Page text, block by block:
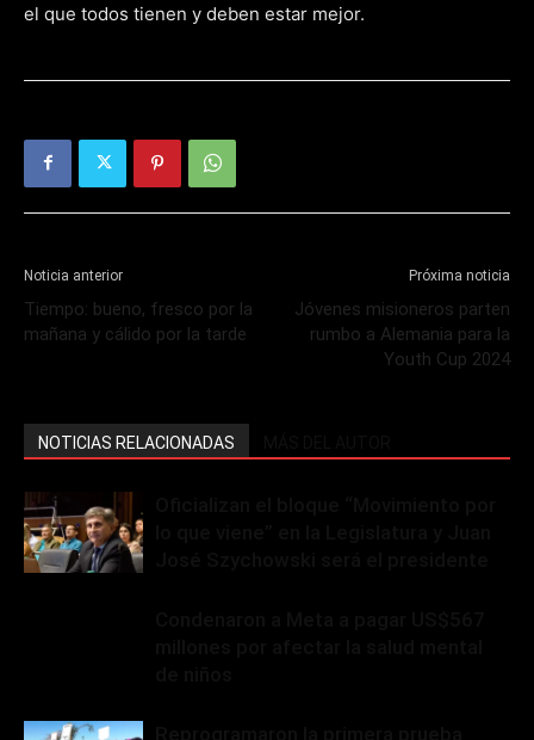
el que todos tienen y deben estar mejor.
Noticia anterior
Tiempo: bueno, fresco por la
mañana y cálido por la tarde
Próxima noticia
Jóvenes misioneros parten
rumbo a Alemania para la
Youth Cup 2024
NOTICIAS RELACIONADAS